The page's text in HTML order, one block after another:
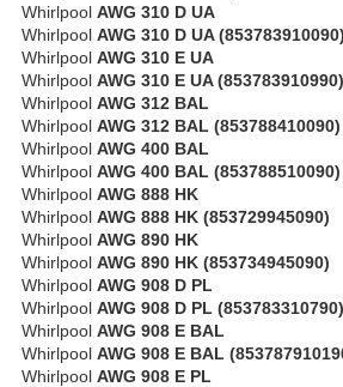
Whirlpool AWG 310 D UA
Whirlpool AWG 310 D UA (853783910090)
Whirlpool AWG 310 E UA
Whirlpool AWG 310 E UA (853783910990)
Whirlpool AWG 312 BAL
Whirlpool AWG 312 BAL (853788410090)
Whirlpool AWG 400 BAL
Whirlpool AWG 400 BAL (853788510090)
Whirlpool AWG 888 HK
Whirlpool AWG 888 HK (853729945090)
Whirlpool AWG 890 HK
Whirlpool AWG 890 HK (853734945090)
Whirlpool AWG 908 D PL
Whirlpool AWG 908 D PL (853783310790)
Whirlpool AWG 908 E BAL
Whirlpool AWG 908 E BAL
Whirlpool AWG 908 E PL